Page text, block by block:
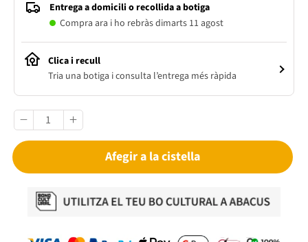
Entrega a domicili o recollida a botiga
Compra ara i ho rebràs dimarts 11 agost
Clica i recull
Tria una botiga i consulta l’entrega més ràpida
Afegir a la cistella